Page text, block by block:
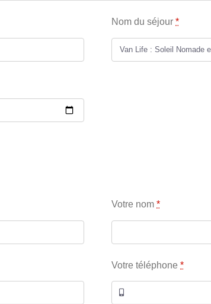
Nom du séjour*
Votre nom*
Votre téléphone*